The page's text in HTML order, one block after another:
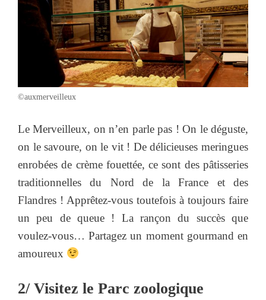
©auxmerveilleux
Le Merveilleux, on n’en parle pas ! On le déguste,
on le savoure, on le vit ! De délicieuses meringues
enrobées de crème fouettée, ce sont des pâtisseries
traditionnelles du Nord de la France et des
Flandres ! Apprêtez-vous toutefois à toujours faire
un peu de queue ! La rançon du succès que
voulez-vous… Partagez un moment gourmand en
amoureux
2/ Visitez le Parc zoologique